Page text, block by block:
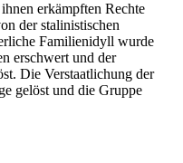
erkämpften Rechte
der stalinistischen
Familienidyll wurde
erschwert und der
Die Verstaatlichung der
gelöst und die Gruppe